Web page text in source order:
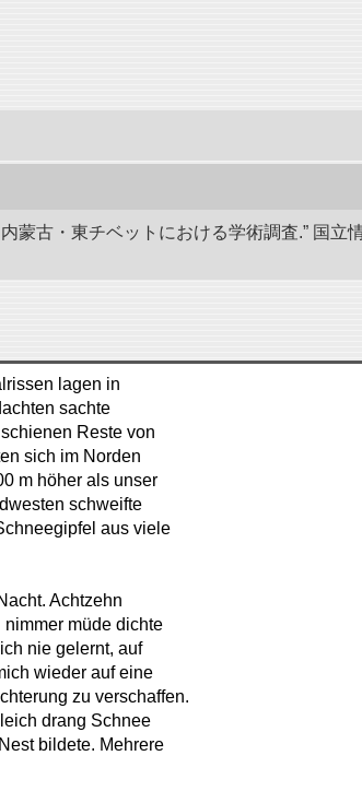
蒙古・東チベットにおける学術調査.” 国
lagen in
sachte
Reste von
sich im Norden
m höher als unser
schweifte
aus viele
Achtzehn
müde dichte
nie gelernt, auf
wieder auf eine
zu verschaffen.
drang Schnee
bildete. Mehrere